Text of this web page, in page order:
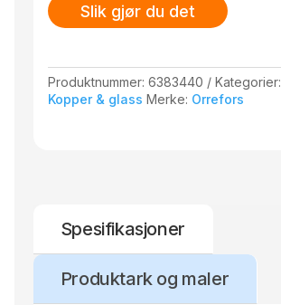
Slik gjør du det
Produktnummer:6383440 Kategorier:
Kopper & glass Merke: Orrefors
Spesifikasjoner
Produktark og maler